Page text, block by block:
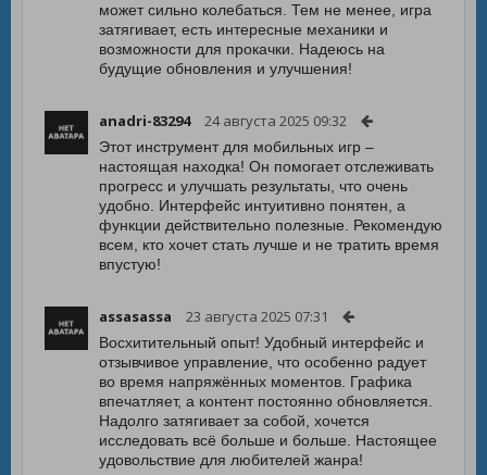
может сильно колебаться. Тем не менее, игра
затягивает, есть интересные механики и
возможности для прокачки. Надеюсь на
будущие обновления и улучшения!
anadri-83294 24 августа 2025 09:32
Этот инструмент для мобильных игр –
настоящая находка! Он помогает отслеживать
прогресс и улучшать результаты, что очень
удобно. Интерфейс интуитивно понятен, а
функции действительно полезные. Рекомендую
всем, кто хочет стать лучше и не тратить время
впустую!
assasassa 23 августа 2025 07:31
Восхитительный опыт! Удобный интерфейс и
отзывчивое управление, что особенно радует
во время напряжённых моментов. Графика
впечатляет, а контент постоянно обновляется.
Надолго затягивает за собой, хочется
исследовать всё больше и больше. Настоящее
удовольствие для любителей жанра!